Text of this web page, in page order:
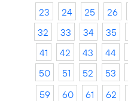
23
24 25 26
32
33 34 35
41
42 43 44
50
51 52 53
59
60 61 62